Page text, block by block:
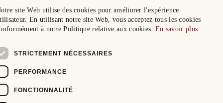
site Web utilise des cookies pour améliorer l'expérience
En utilisant notre site Web, vous acceptez tous les cookies
à notre Politique relative aux cookies. En savoir plus
STRICTEMENT NÉCESSAIRES
PERFORMANCE
FONCTIONNALITÉ